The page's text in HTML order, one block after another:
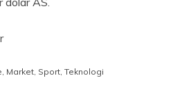
, Market, Sport, Teknologi